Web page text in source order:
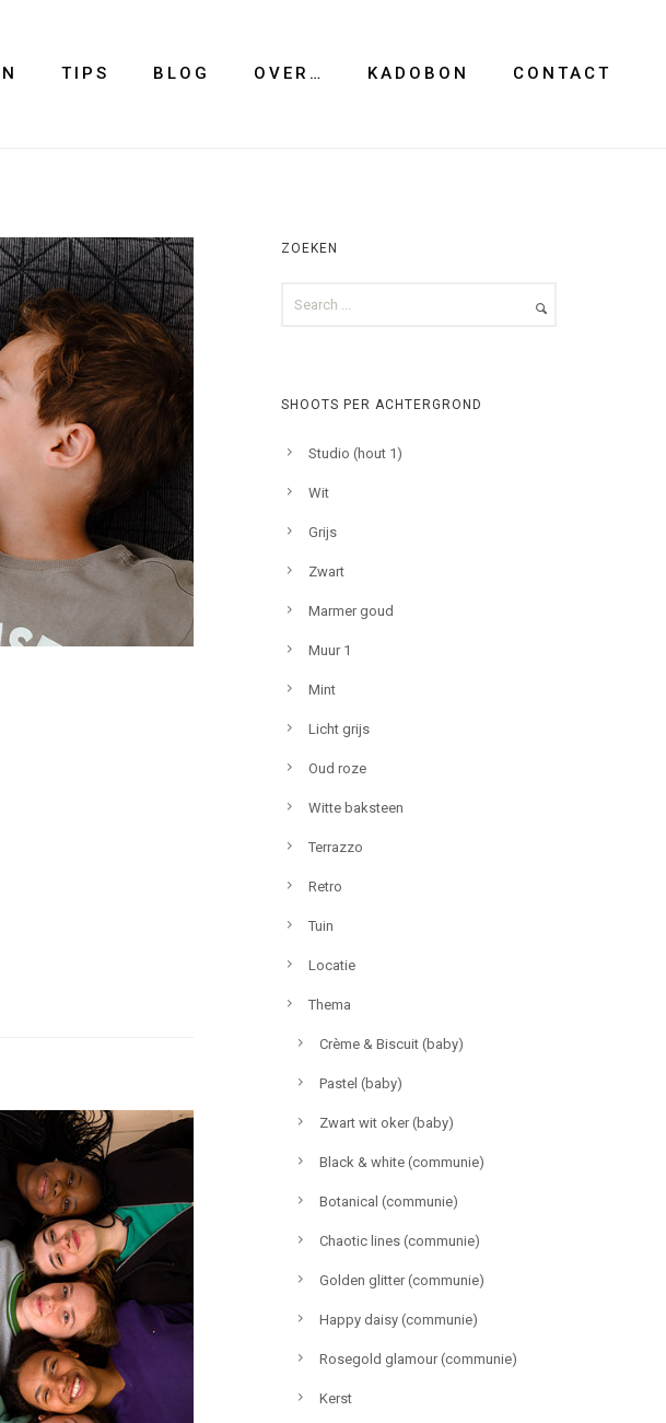
TIPS BLOG OVER… KADOBON CONTACT
ZOEKEN
SHOOTS PER ACHTERGROND
Studio (hout 1)
Wit
Grijs
Zwart
Marmer goud
Muur 1
Mint
Licht grijs
Oud roze
Witte baksteen
Terrazzo
Retro
Tuin
Locatie
Thema
Crème & Biscuit (baby)
Pastel (baby)
Zwart wit oker (baby)
Black & white (communie)
Botanical (communie)
Chaotic lines (communie)
Golden glitter (communie)
Happy daisy (communie)
Rosegold glamour (communie)
Kerst